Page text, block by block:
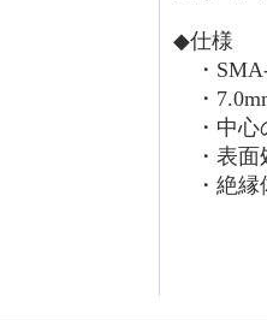
◆仕様
・
・
・中心
・表面
・絶縁